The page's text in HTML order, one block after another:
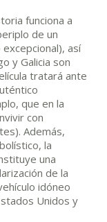
funciona a
de un
así
y Galicia son
tratará ante
que en la
con
Además,
la
una
de la
idóneo
Unidos y